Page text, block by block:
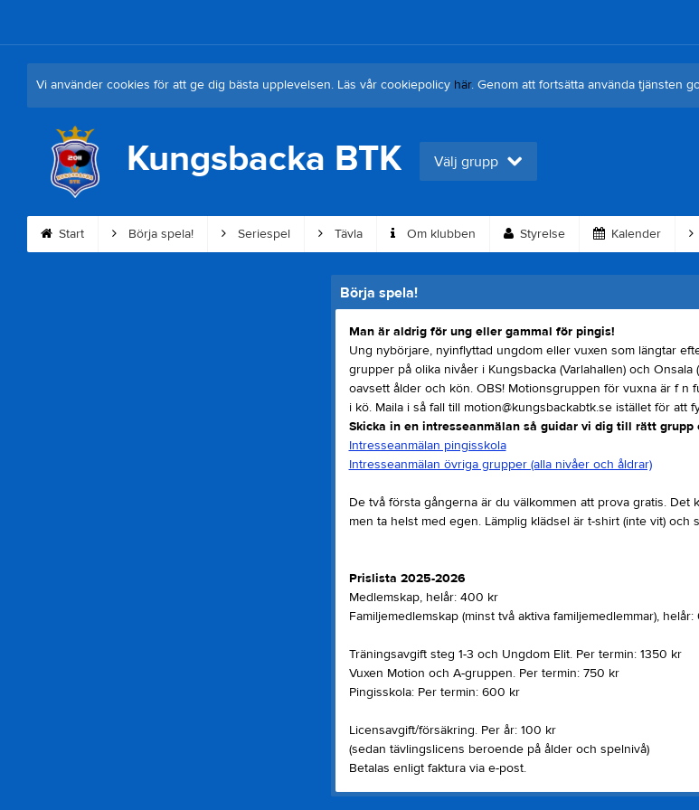
Vi använder cookies för att ge dig bästa upplevelsen. Läs vår cookiepolicy här. Genom att fortsätta använda tjänsten
Kungsbacka BTK Välj grupp
Start Börja spela! Seriespel Tävla Om klubben Styrelse Kalender
Börja spela!
Man är aldrig för ung eller gammal för pingis!
Ung nybörjare, nyinflyttad ungdom eller vuxen som längtar
grupper på olika nivåer i Kungsbacka (Varlahallen) och Onsala
oavsett ålder och kön. OBS! Motionsgruppen för vuxna är f n
i kö. Maila i så fall till motion@kungsbackabtk.se istället för att
Skicka in en intresseanmälan så guidar vi dig till rätt grupp
Intresseanmälan pingisskola
Intresseanmälan övriga grupper (alla nivåer och åldrar)
De två första gångerna är du välkommen att prova gratis. Det
men ta helst med egen. Lämplig klädsel är t-shirt (inte vit) och
Prislista 2025-2026
Medlemskap, helår: 400 kr
Familjemedlemskap (minst två aktiva familjemedlemmar),
Träningsavgift steg 1-3 och Ungdom Elit. Per termin: 1350 kr
Vuxen Motion och A-gruppen. Per termin: 750 kr
Pingisskola: Per termin: 600 kr
Licensavgift/försäkring. Per år: 100 kr
(sedan tävlingslicens beroende på ålder och spelnivå)
Betalas enligt faktura via e-post.